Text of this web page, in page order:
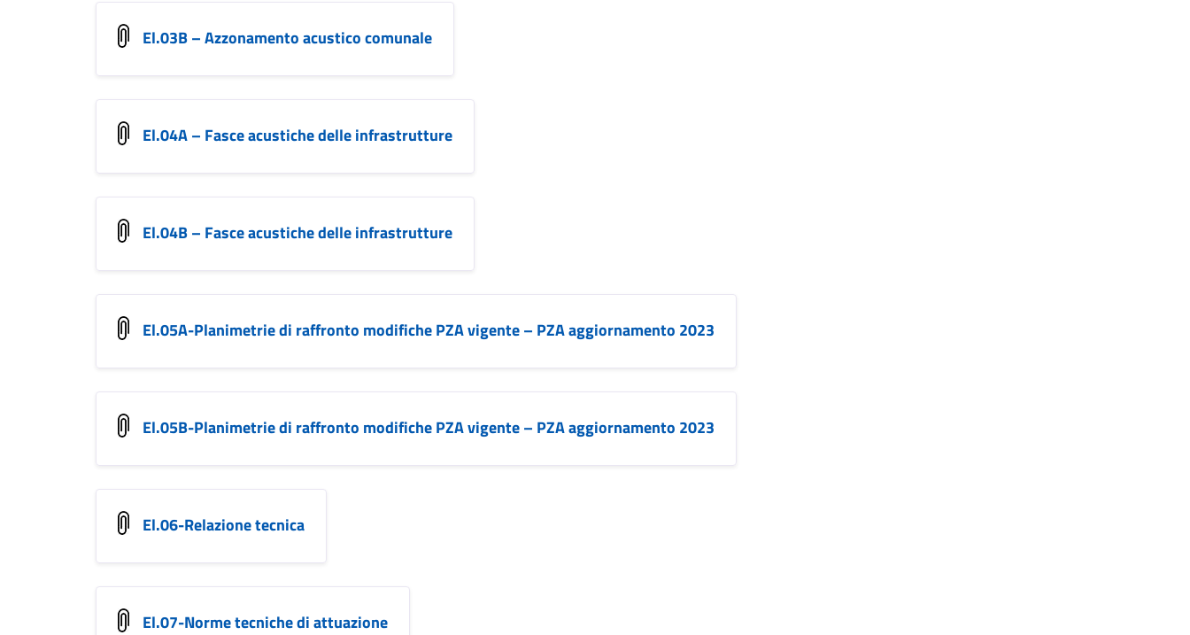
El.03B – Azzonamento acustico comunale
El.04A – Fasce acustiche delle infrastrutture
El.04B – Fasce acustiche delle infrastrutture
El.05A-Planimetrie di raffronto modifiche PZA vigente – PZA aggiornamento 2023
El.05B-Planimetrie di raffronto modifiche PZA vigente – PZA aggiornamento 2023
El.06-Relazione tecnica
El.07-Norme tecniche di attuazione